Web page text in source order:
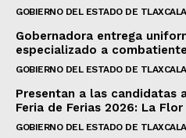
GOBIERNO DEL ESTADO DE TLAXCALA
Gobernadora entrega
especializado a
GOBIERNO DEL ESTADO DE TLAXCALA
Presentan a las candidatas
Feria de Ferias 2026: La
GOBIERNO DEL ESTADO DE TLAXCALA